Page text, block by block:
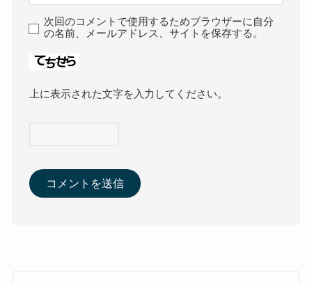
次回のコメントで使用するためブラウザーに自分
の名前、メールアドレス、サイトを保存する。
上に表示された文字を入力してください。